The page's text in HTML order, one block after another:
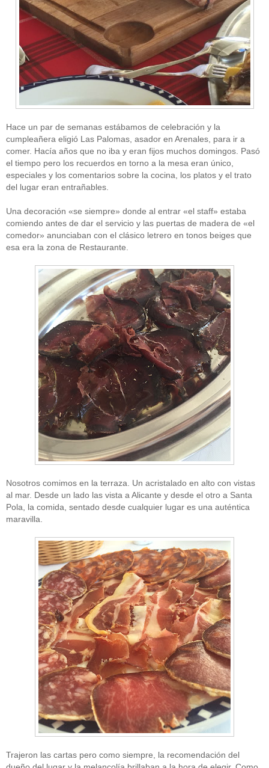
Hace un par de semanas estábamos de celebración y la
cumpleañera eligió Las Palomas, asador en Arenales, para ir a
comer. Hacía años que no iba y eran fijos muchos domingos. Pasó
el tiempo pero los recuerdos en torno a la mesa eran único,
especiales y los comentarios sobre la cocina, los platos y el trato
del lugar eran entrañables.
Una decoración «se siempre» donde al entrar «el staff» estaba
comiendo antes de dar el servicio y las puertas de madera de «el
comedor» anunciaban con el clásico letrero en tonos beiges que
esa era la zona de Restaurante.
Nosotros comimos en la terraza. Un acristalado en alto con vistas
al mar. Desde un lado las vista a Alicante y desde el otro a Santa
Pola, la comida, sentado desde cualquier lugar es una auténtica
maravilla.
Trajeron las cartas pero como siempre, la recomendación del